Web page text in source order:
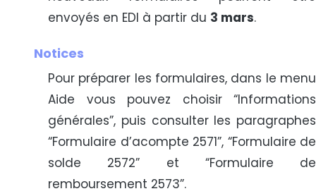
envoyés en EDI à partir du 3 mars.
Notices
Pour préparer les formulaires, dans le menu
Aide vous pouvez choisir “Informations
générales”, puis consulter les paragraphes
“Formulaire d’acompte 2571”, “Formulaire de
solde 2572” et “Formulaire de
remboursement 2573”.